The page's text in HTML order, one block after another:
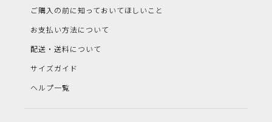
ご購入の前に知っておいてほしいこと
お支払い方法について
配送・送料について
サイズガイド
ヘルプ一覧